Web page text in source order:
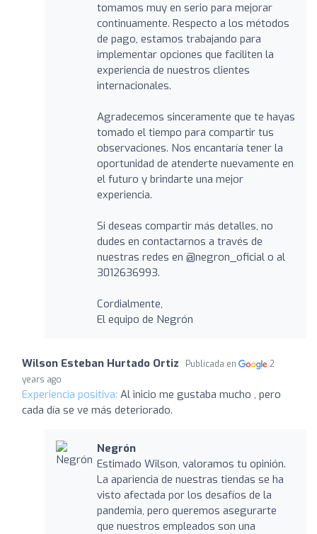
tomamos muy en serio para mejorar
continuamente. Respecto a los métodos
de pago, estamos trabajando para
implementar opciones que faciliten la
experiencia de nuestros clientes
internacionales.
Agradecemos sinceramente que te hayas
tomado el tiempo para compartir tus
observaciones. Nos encantaría tener la
oportunidad de atenderte nuevamente en
el futuro y brindarte una mejor
experiencia.
Si deseas compartir más detalles, no
dudes en contactarnos a través de
nuestras redes en @negron_oficial o al
3012636993.
Cordialmente,
El equipo de Negrón
Wilson Esteban Hurtado Ortiz Publicada en
2
years ago
Experiencia positiva: Al inicio me gustaba mucho , pero
cada día se ve más deteriorado.
Negrón
Estimado Wilson, valoramos tu opinión.
La apariencia de nuestras tiendas se ha
visto afectada por los desafíos de la
pandemia, pero queremos asegurarte
que nuestros empleados son una